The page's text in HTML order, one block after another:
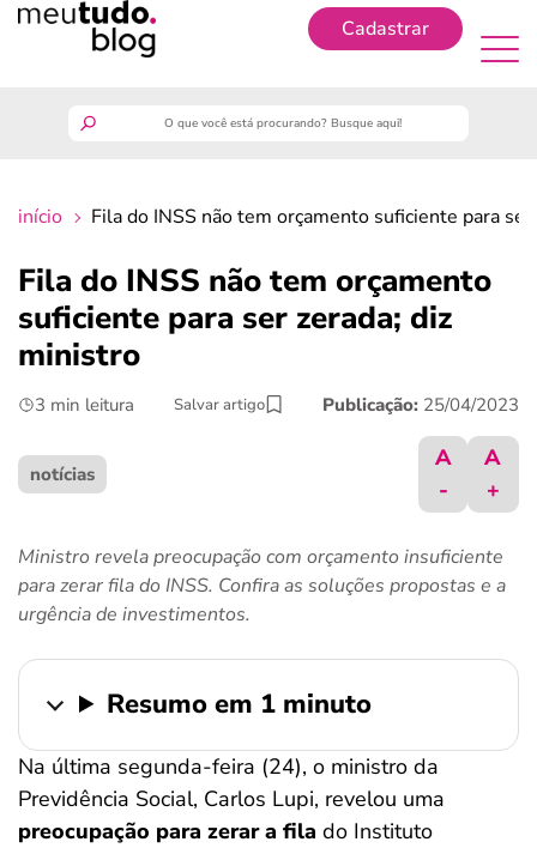
Cadastrar
finanças
benefícios
últimas notícias
ferramentas
início Fila do INSS não tem orçamento suficiente para
Fila do INSS não tem orçamento
suficiente para ser zerada; diz
ministro
3 min leitura Salvar artigo Publicação: 25/04/2023
notícias
A
-
A
+
Ministro revela preocupação com orçamento insuficiente
para zerar fila do INSS. Confira as soluções propostas e a
urgência de investimentos.
Resumo em 1 minuto
Na última segunda-feira (24), o ministro da
Previdência Social, Carlos Lupi, revelou uma
preocupação para zerar a fila do Instituto